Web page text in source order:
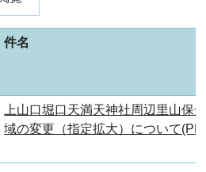
件名
上山口堀口天満天神社周辺里山保
域の変更（指定拡大）について